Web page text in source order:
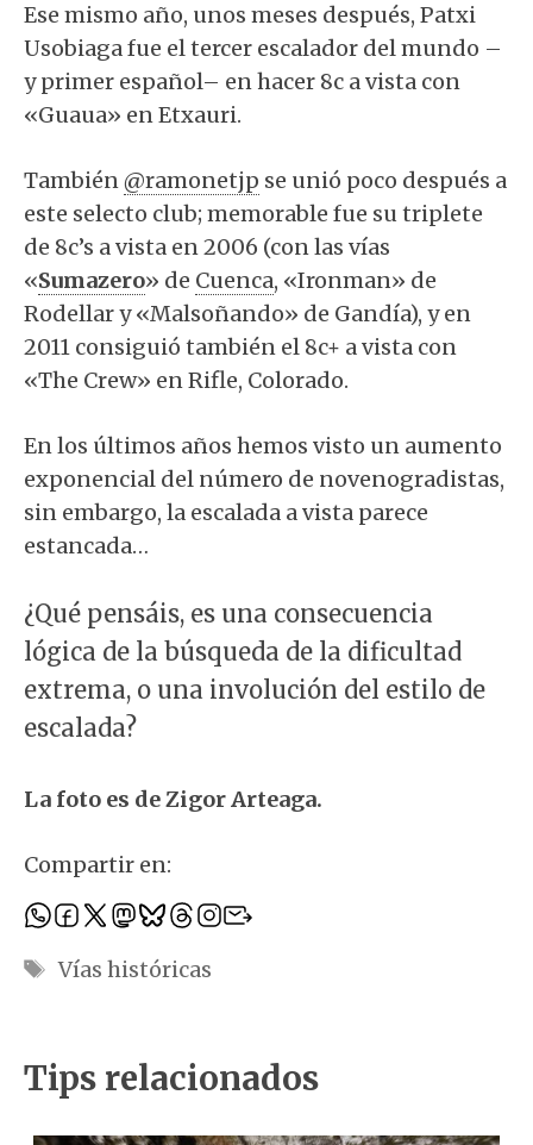
Ese mismo año, unos meses después, Patxi
Usobiaga fue el tercer escalador del mundo –
y primer español– en hacer 8c a vista con
«Guaua» en Etxauri.
También@ramonetjp se unió poco después a
este selecto club; memorable fue su triplete
de 8c’s a vista en 2006 (con las vías
«Sumazero» de Cuenca, «Ironman» de
Rodellar y «Malsoñando» de Gandía), y en
2011 consiguió también el 8c+ a vista con
«The Crew» en Rifle, Colorado.
En los últimos años hemos visto un aumento
exponencial del número de novenogradistas,
sin embargo, la escalada a vista parece
estancada…
¿Qué pensáis, es una consecuencia
lógica de la búsqueda de la dificultad
extrema, o una involución del estilo de
escalada?
La foto es de Zigor Arteaga.
Compartir en:
Etiquetas
Vías históricas
Tips relacionados